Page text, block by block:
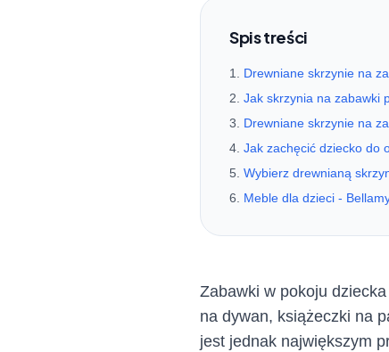
Spis treści
Drewniane skrzynie na
Jak skrzynia na zabawki
Drewniane skrzynie na
Jak zachęcić dziecko do
Wybierz drewnianą
Meble dla dzieci -
Zabawki w pokoju
na dywan, książeczki na
jest jednak największym